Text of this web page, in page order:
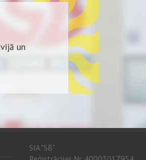
un
SIA "SB"